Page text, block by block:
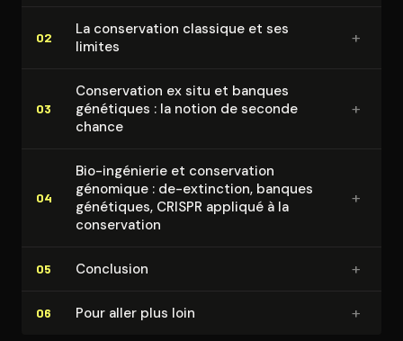
02
La conser­va­tion classique et ses
limites
+
03
Conser­va­tion ex situ et banques
génétiques : la notion de seconde
chance
+
04
Bio-ingénierie et conser­va­tion
génomique : de-extinction, banques
génétiques, CRISPR appliqué à la
conser­va­tion
+
05 Conclusion +
06 Pour aller plus loin +